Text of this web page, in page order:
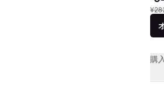
購